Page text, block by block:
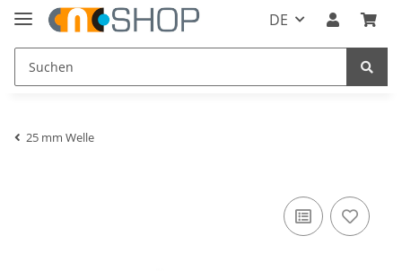
DE
25 mm Welle